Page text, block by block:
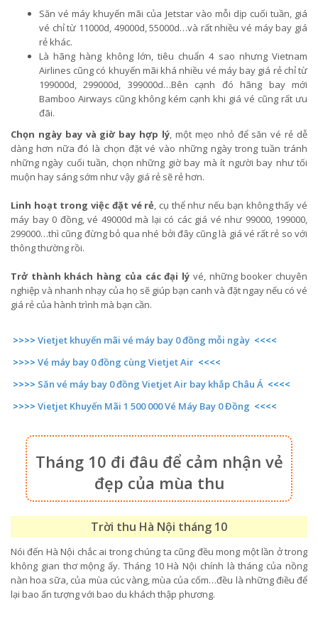
Săn vé máy khuyến mãi của Jetstar vào mỗi dịp cuối tuần, giá
vé chỉ từ 11000d, 49000d, 55000d…và rất nhiều vé máy bay giá
rẻ khác.
Là hãng hàng không lớn, tiêu chuẩn 4 sao nhưng Vietnam
Airlines cũng có khuyến mãi khá nhiều vé máy bay giá rẻ chỉ từ
199000d, 299000d, 399000d…Bên cạnh đó hãng bay mới
Bamboo Airways cũng không kém cạnh khi giá vé cũng rất ưu
đãi.
Chọn ngày bay và giờ bay hợp lý, một mẹo nhỏ để săn vé rẻ dễ
dàng hơn nữa đó là chọn đặt vé vào những ngày trong tuần tránh
những ngày cuối tuần, chọn những giờ bay mà ít người bay như tối
muộn hay sáng sớm như vậy giá rẻ sẽ rẻ hơn.
Linh hoạt trong việc đặt vé rẻ, cụ thể như nếu bạn không thấy vé
máy bay 0 đồng, vé 49000d mà lại có các giá vé như 99000, 199000,
299000…thì cũng đừng bỏ qua nhé bởi đây cũng là giá vé rất rẻ so với
thông thường rồi.
Trở thành khách hàng của các đại lý vé, những booker chuyên
nghiệp và nhanh nhạy của họ sẽ giúp bạn canh và đặt ngay nếu có vé
giá rẻ của hành trình mà bạn cần.
>>>> Vietjet khuyến mãi vé máy bay 0 đồng mỗi ngày <<<<
>>>> Vé máy bay 0 đồng cùng Vietjet Air <<<<
>>>> Săn vé máy bay 0 đồng Vietjet Air bay khắp Châu Á <<<<
>>>> Vietjet Khuyến Mãi 1 500 000 Vé Máy Bay 0 Đồng <<<<
Tháng 10 đi đâu để cảm nhận vẻ
đẹp của mùa thu
Trời thu Hà Nội tháng 10
Nói đến Hà Nội chắc ai trong chúng ta cũng đều mong một lần ở trong
không gian thơ mộng ấy. Tháng 10 Hà Nội chính là tháng của nồng
nàn hoa sữa, của mùa cúc vàng, mùa của cốm…đều là những điều để
lại bao ấn tượng với bao du khách thập phương.